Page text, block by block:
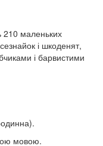
210 маленьких
і шкоденят,
і барвистими
мовою.